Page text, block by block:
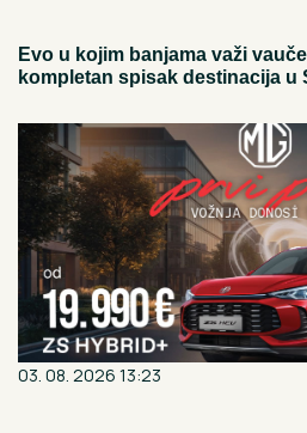
Evo u kojim banjama važi
kompletan spisak destinacija u
03. 08. 2026 13:23